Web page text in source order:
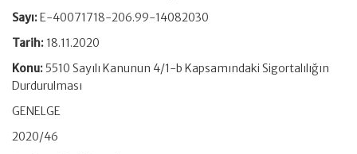
Sayı:E-40071718-206.99-14082030
Tarih: 18.11.2020
Konu: 5510 Sayılı Kanunun 4/1-b Kapsamındaki Sigortalılığın
Durdurulması
GENELGE
2020/46